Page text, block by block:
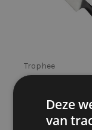
Trophee
TROPHEE -
€56.10Deze
van